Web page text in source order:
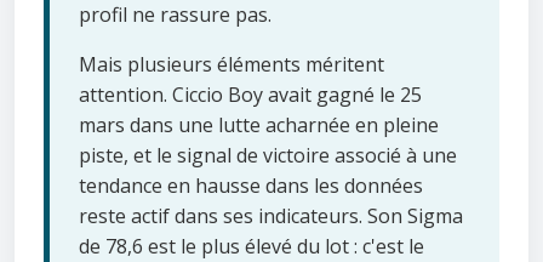
profil ne rassure pas.
Mais plusieurs éléments méritent
attention. Ciccio Boy avait gagné le 25
mars dans une lutte acharnée en pleine
piste, et le signal de victoire associé à une
tendance en hausse dans les données
reste actif dans ses indicateurs. Son Sigma
de 78,6 est le plus élevé du lot : c'est le